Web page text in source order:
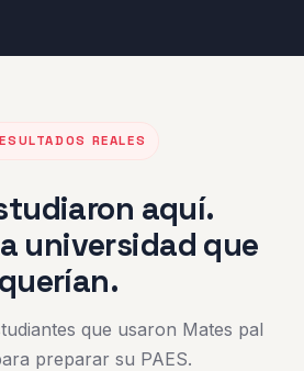
REALES
aquí.
universidad que
querían.
que usaron Mates pal
preparar su PAES.